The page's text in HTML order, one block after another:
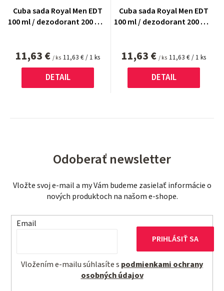
Cuba sada Royal Men EDT
100 ml / dezodorant 200 ml /
11,63 € / ks Jednotková
cena:
11,63 € / 1 ks
DETAIL
Cuba sada Royal Men EDT
100 ml / dezodorant 200 ml /
11,63 € / ks Jednotková
cena:
11,63 € / 1 ks
DETAIL
Odoberať newsletter
Vložte svoj e-mail a my Vám budeme zasielať informácie o
nových produktoch na našom e-shope.
Email
Vložením e-mailu súhlasíte s podmienkami ochrany
osobných údajov
PRIHLÁSIŤ SA